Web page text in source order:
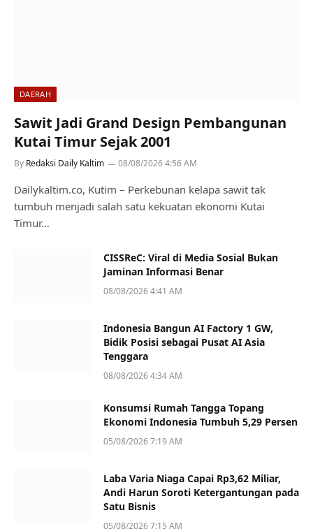
DAERAH
Sawit Jadi Grand Design Pembangunan
Kutai Timur Sejak 2001
By Redaksi Daily Kaltim 08/08/2026 4:56 AM
Dailykaltim.co, Kutim – Perkebunan kelapa sawit tak
tumbuh menjadi salah satu kekuatan ekonomi Kutai
Timur…
CISSReC: Viral di Media Sosial Bukan
Jaminan Informasi Benar
08/08/2026 4:41 AM
Indonesia Bangun AI Factory 1 GW,
Bidik Posisi sebagai Pusat AI Asia
Tenggara
08/08/2026 4:34 AM
Konsumsi Rumah Tangga Topang
Ekonomi Indonesia Tumbuh 5,29 Persen
05/08/2026 7:19 AM
Laba Varia Niaga Capai Rp3,62 Miliar,
Andi Harun Soroti Ketergantungan pada
Satu Bisnis
05/08/2026 7:15 AM